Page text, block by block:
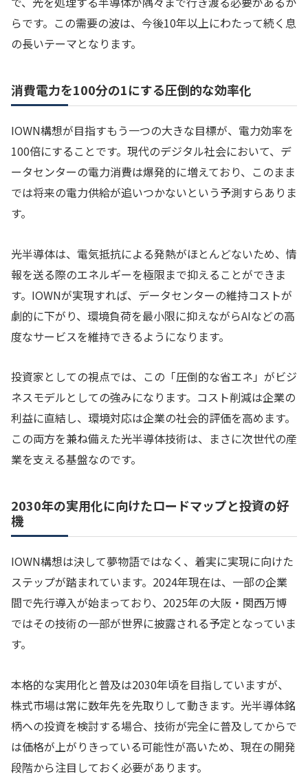
らです。この需要の波は、今後10年以上にわたって続く息
の長いテーマとなります。
消費電力を100分の1にする圧倒的な効率化
IOWN構想が目指すもう一つの大きな目標が、電力効率を
100倍にすることです。現代のデジタル社会において、デ
ータセンターの電力消費は爆発的に増えており、このまま
では将来の電力供給が追いつかないという予測すらありま
す。
光半導体は、電気抵抗による発熱がほとんどないため、情
報を送る際のエネルギーを極限まで抑えることができま
す。IOWNが実現すれば、データセンターの維持コストが
劇的に下がり、環境負荷を最小限に抑えながらAIなどの高
度なサービスを維持できるようになります。
投資家としての視点では、この「圧倒的な省エネ」がビジ
ネスモデルとしての強みになります。コスト削減は企業の
利益に直結し、環境対応は企業の社会的評価を高めます。
この両方を兼ね備えた光半導体技術は、まさに次世代の産
業を支える基盤なのです。
2030年の実用化に向けたロードマップと投資の好
機
IOWN構想は決して夢物語ではなく、着実に実現に向けた
ステップが踏まれています。2024年現在は、一部の企業
間で先行導入が始まっており、2025年の大阪・関西万博
ではその技術の一部が世界に披露される予定となっていま
す。
本格的な実用化と普及は2030年頃を目指していますが、
株式市場は常に数年先を先取りして動きます。光半導体銘
柄への投資を検討する場合、技術が完全に普及してからで
は価格が上がりきっている可能性が高いため、現在の開発
段階から注目しておく必要があります。